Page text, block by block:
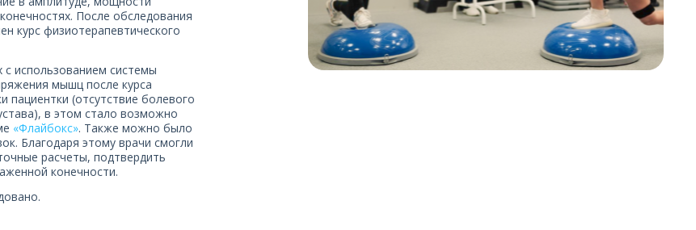
После обследования
курс физиотерапевтического
использованием системы
мышц после курса
пациентки (отсутствие болевого
в этом стало возможно
«Флайбокс». Также можно было
Благодаря этому врачи смогли
расчеты, подтвердить
конечности.